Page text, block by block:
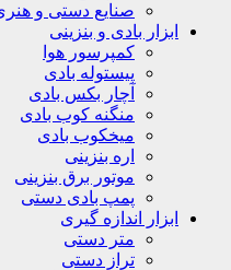
صنایع دستی و
ابزار بادی و بنزینی
کمپرسور هوا
پیستوله بادی
آچار بکس بادی
منگنه کوب بادی
میخکوب بادی
اره بنزینی
موتور برق بنزینی
پمپ بادی دستی
ابزار اندازه گیری
متر دستی
تراز دستی